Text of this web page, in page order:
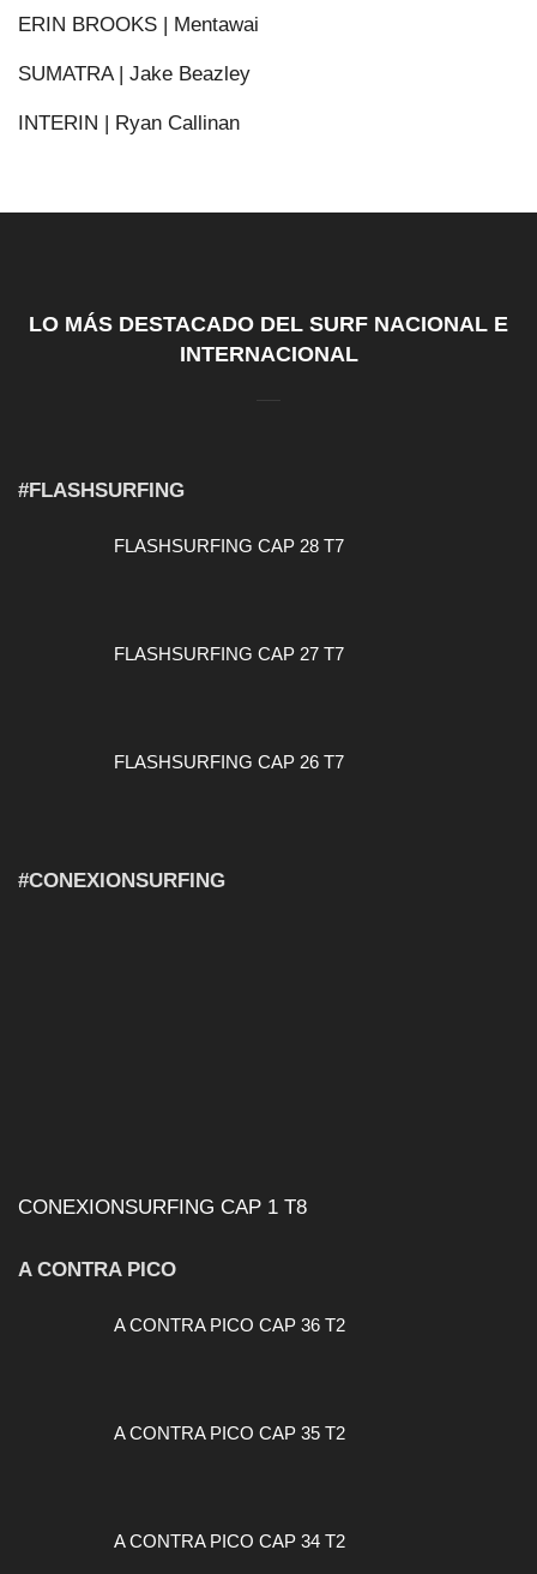
ERIN BROOKS | Mentawai
SUMATRA | Jake Beazley
INTERIN | Ryan Callinan
LO MÁS DESTACADO DEL SURF NACIONAL E
INTERNACIONAL
#FLASHSURFING
FLASHSURFING CAP 28 T7
FLASHSURFING CAP 27 T7
FLASHSURFING CAP 26 T7
#CONEXIONSURFING
CONEXIONSURFING CAP 1 T8
A CONTRA PICO
A CONTRA PICO CAP 36 T2
A CONTRA PICO CAP 35 T2
A CONTRA PICO CAP 34 T2